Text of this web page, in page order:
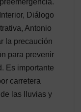
Diálogo
Antonio
la precaución
para prevenir
Es importante
carretera
las lluvias y